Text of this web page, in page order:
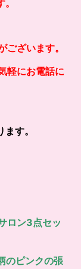
ざいます。
軽にお電話に
す。
ロン3点セッ
のピンクの張